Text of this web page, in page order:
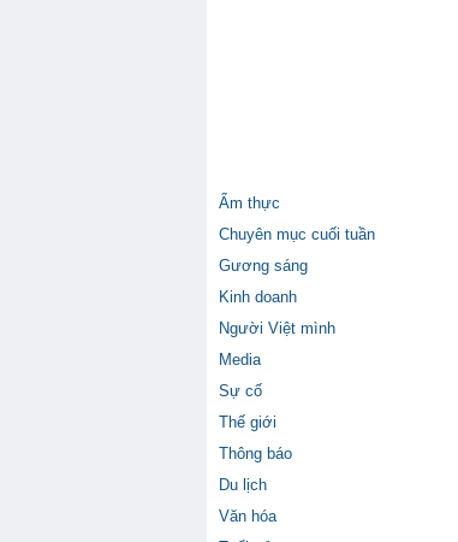
Ẩm thực
Chuyên mục cuối tuần
Gương sáng
Kinh doanh
Người Việt mình
Media
Sự cố
Thế giới
Thông báo
Du lịch
Văn hóa